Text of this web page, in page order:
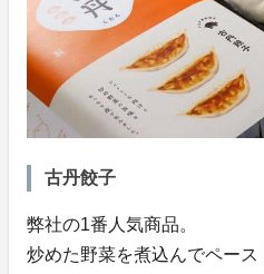
古丹餃子
弊社の1番人気商品。
炒めた野菜を煮込んでペー